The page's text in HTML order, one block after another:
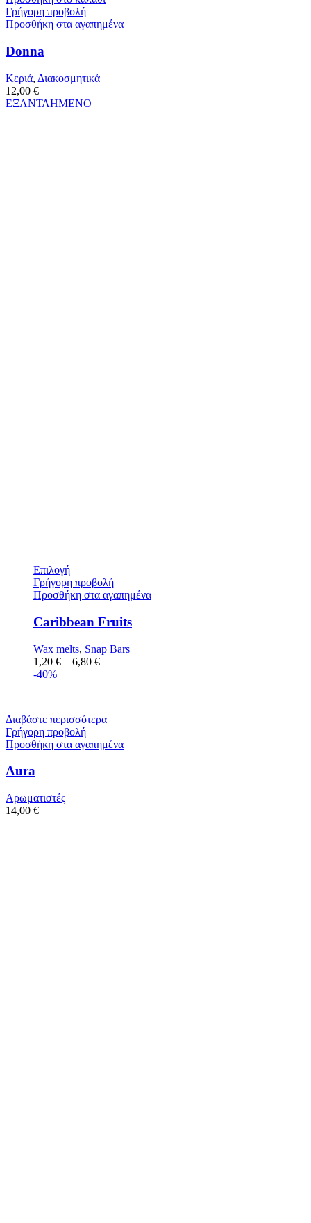
Επιλογή
Γρήγορη προβολή
Προσθήκη στα αγαπημένα
Caribbean Fruits
Wax melts, Snap Bars
1,20 € – 6,80 €
-40%
Γρήγορη προβολή
Προσθήκη στα αγαπημένα
Donna
Κεριά, Διακοσμητικά
12,00 €
ΕΞΑΝΤΛΗΜΕΝΟ
Διαβάστε περισσότερα
Γρήγορη προβολή
Προσθήκη στα αγαπημένα
Aura
Αρωματιστές
14,00 €